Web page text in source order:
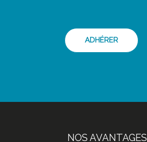
ADHÉRER
NOS AVANTAGES